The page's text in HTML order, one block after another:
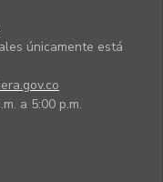
únicamente está
a 5:00 p.m.